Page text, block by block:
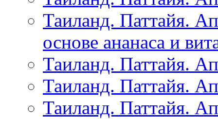
Таиланд. Паттайя.
основе ананаса и
Таиланд. Паттайя.
Таиланд. Паттайя.
Таиланд. Паттайя.